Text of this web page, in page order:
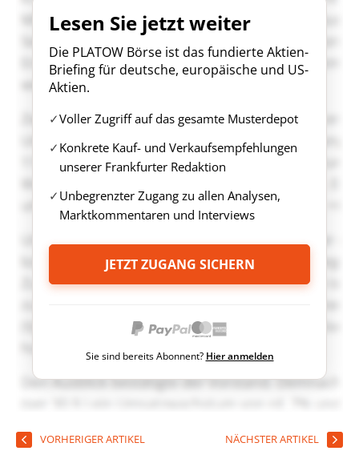
Lesen Sie jetzt weiter
Die PLATOW Börse ist das fundierte Aktien-
Briefing für deutsche, europäische und US-
Aktien.
Voller Zugriff auf das gesamte Musterdepot
Konkrete Kauf- und Verkaufsempfehlungen
unserer Frankfurter Redaktion
Unbegrenzter Zugang zu allen Analysen,
Marktkommentaren und Interviews
JETZT ZUGANG SICHERN
Sie sind bereits Abonnent? Hier anmelden
VORHERIGER ARTIKEL NÄCHSTER ARTIKEL